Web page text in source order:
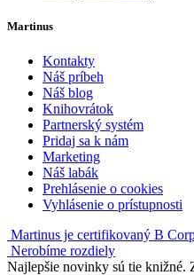
Martinus
Kontakty
Náš príbeh
Náš blog
Knihovrátok
Partnerský systém
Pridaj sa k nám
Marketing
Náš labák
Prehlásenie o cookies
Vyhlásenie o prístupnosti
Martinus je certifikovaný B
Nerobíme rozdiely
Najlepšie novinky sú tie knižné.